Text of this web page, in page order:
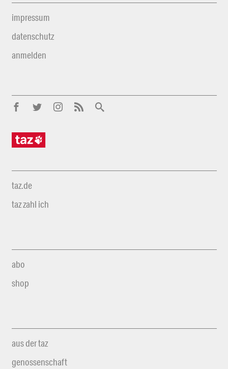
impressum
datenschutz
anmelden
taz.de
taz zahl ich
abo
shop
aus der taz
genossenschaft